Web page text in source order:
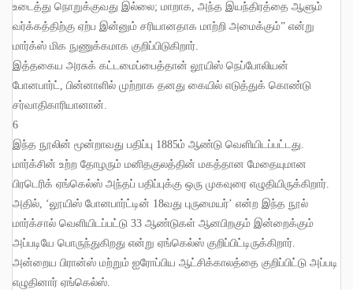
உடைத்து நொறுக்குவது இல்லை; மாறாக, அந்த இயந்திரத்தை ஆளும்
வர்க்கத்திற்கு ஏற்ப இன்னும் சரியானதாக மாற்றி அமைக்கும்” என்று
மார்க்ஸ் மிக நுணுக்கமாக குறிப்பிடுகிறார்.
இத்தகைய அரசுக் கட்டமைப்பைத்தான் லூயிஸ் நெப்போலியன்
போனபார்ட், பின்னாளில் முற்றாக தனது கையில் எடுத்துக் கொண்டு
சர்வாதிகாரியானான்.
6
இந்த நூலின் மூன்றாவது பதிப்பு 1885ம் ஆண்டு வெளியிடப்பட்டது.
மார்க்சின் உற்ற தோழரும் மனிதகுலத்தின் மகத்தான மேதையுமான
பிரடெரிக் ஏங்கெல்ஸ் அந்தப் பதிப்புக்கு ஒரு முகவுரை எழுதியிருக்கிறார்.
அதில், ‘லூயிஸ் போனபார்ட்டின் 18வது புருமையர்’ என்ற இந்த நூல்
மார்க்சால் வெளியிடப்பட்டு 33 ஆண்டுகள் ஆனபிறகும் இன்றைக்கும்
அப்படியே பொருந்துகிறது என்று ஏங்கெல்ஸ் குறிப்பிட்டிருக்கிறார்.
அன்றைய பிரான்ஸ் மற்றும் ஐரோப்பிய ஆட்சிக்காலத்தை குறிப்பிட்டு அப்படி
எழுதினார் ஏங்கெல்ஸ்.